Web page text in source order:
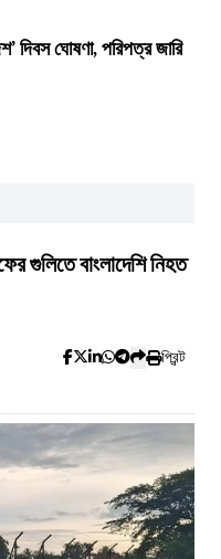
দিবস ঘোষণা, পরিপত্র জারি
গুলিতে বাংলাদেশি নিহত
প্রিন্ট